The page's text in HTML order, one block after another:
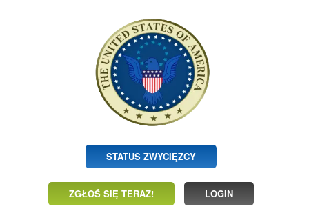
STATUS ZWYCIĘZCY
ZGŁOŚ SIĘ TERAZ! LOGIN